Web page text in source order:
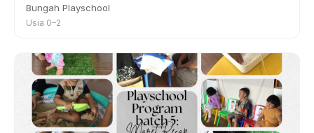
Bungah Playschool
Usia 0–2